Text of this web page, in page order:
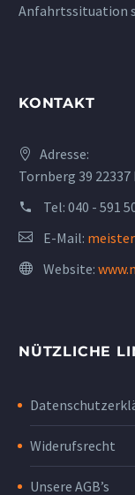
Anfahrtssituation
KONTAKT
Adresse:
Tornberg 39
Tel: 040 - 591
E-Mail:
Website:
NÜTZLICHE
Widerufsrecht
Unsere AGB’s